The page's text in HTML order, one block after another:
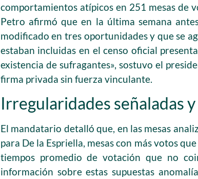
comportamientos atípicos en 251 mesas de
Petro afirmó que en la última semana
modificado en tres oportunidades y que se
estaban incluidas en el censo oficial
existencia de sufragantes», sostuvo el
firma privada sin fuerza vinculante.
Irregularidades señaladas
El mandatario detalló que, en las mesas
para De la Espriella, mesas con más votos
tiempos promedio de votación que no
información sobre estas supuestas